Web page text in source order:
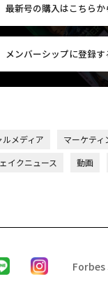
最新号の購入はこちらか
メンバーシップに登録す
メディア マーケティ
イクニュース 動画
Forbes